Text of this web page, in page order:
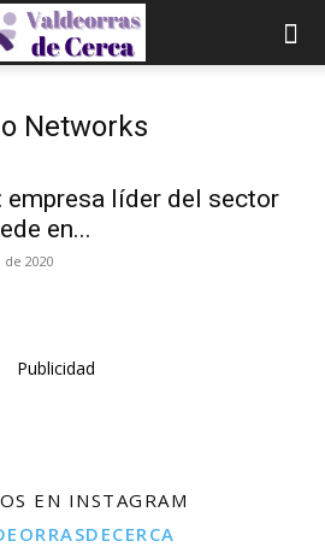
Networks
líder del sector
en...
2020
Publicidad
EN INSTAGRAM